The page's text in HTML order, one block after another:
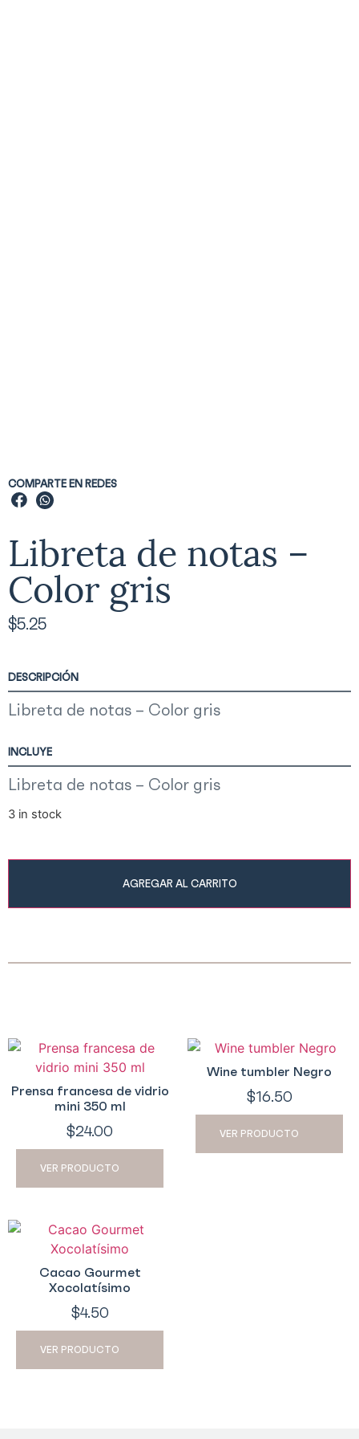
COMPARTE EN REDES
Libreta de notas –
Color gris
$5.25
DESCRIPCIÓN
Libreta de notas – Color gris
INCLUYE
Libreta de notas – Color gris
3 in stock
AGREGAR AL CARRITO
Prensa francesa de vidrio
mini 350 ml
$24.00
VER PRODUCTO
Wine tumbler Negro
$16.50
VER PRODUCTO
Cacao Gourmet
Xocolatísimo
$4.50
VER PRODUCTO